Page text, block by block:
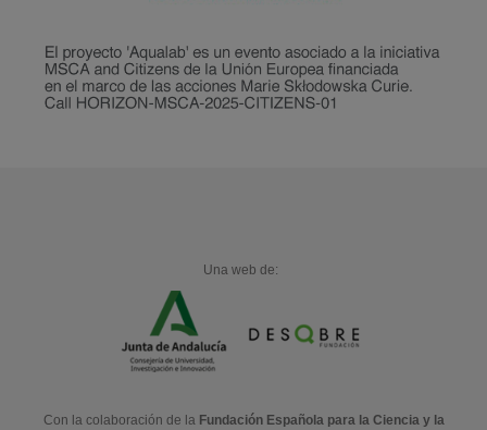
Una web de:
Con la colaboración de la Fundación Española para la Ciencia y la